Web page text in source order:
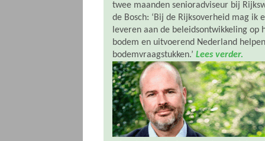
twee maanden senioradviseur bij
de Bosch: ‘Bij de Rijksoverheid mag ik
leveren aan de beleidsontwikkeling op
bodem en uitvoerend Nederland
bodemvraagstukken.’ Lees verder.